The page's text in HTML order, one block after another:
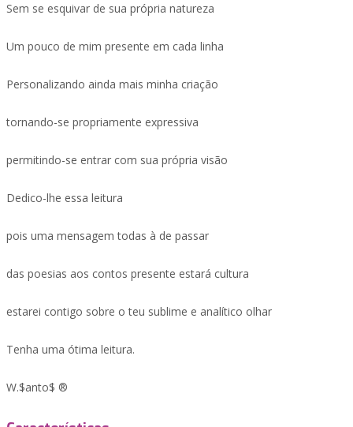
Sem se esquivar de sua própria natureza
Um pouco de mim presente em cada linha
Personalizando ainda mais minha criação
tornando-se propriamente expressiva
permitindo-se entrar com sua própria visão
Dedico-lhe essa leitura
pois uma mensagem todas à de passar
das poesias aos contos presente estará cultura
estarei contigo sobre o teu sublime e analítico olhar
Tenha uma ótima leitura.
W.$anto$ ®